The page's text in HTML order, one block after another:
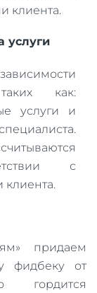
клиента.
услуги
как:
услуги и
с
придаем
фидбеку от
гордится